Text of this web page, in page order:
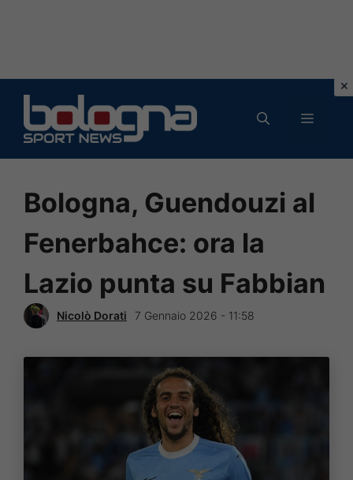
contenuto
MENU
Bologna, Guendouzi al
Fenerbahce: ora la
Lazio punta su Fabbian
Nicolò Dorati 7 Gennaio 2026 - 11:58